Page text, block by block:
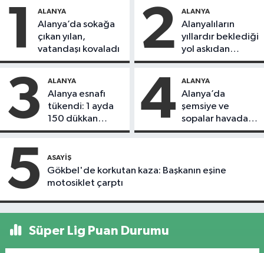
1 ALANYA
Alanya’da sokağa
çıkan yılan,
vatandaşı kovaladı
2 ALANYA
Alanyalıların
yıllardır beklediği
yol askıdan
döndü
3 ALANYA
Alanya esnafı
tükendi: 1 ayda
150 dükkan
kapandı
4 ALANYA
Alanya’da
şemsiye ve
sopalar havada
uçuştu
5 ASAYIŞ
Gökbel'de korkutan kaza: Başkanın eşine
motosiklet çarptı
Süper Lig Puan Durumu